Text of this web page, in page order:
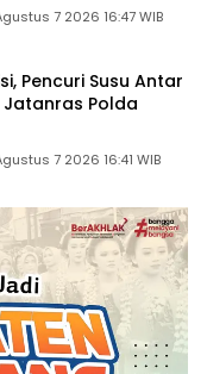
7 2026 16:47 WIB
Pencuri Susu Antar
Jatanras Polda
7 2026 16:41 WIB